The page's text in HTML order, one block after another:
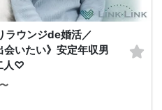
ウンジde婚活／
会いたい》安定年収男
人♡